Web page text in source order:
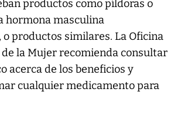
productos como píldoras o
hormona masculina
productos similares. La Oficina
de la Mujer recomienda consultar
acerca de los beneficios y
cualquier medicamento para